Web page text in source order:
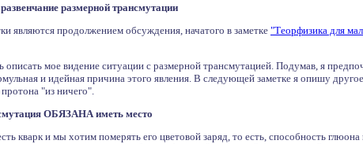
размерной трансмутации
являются продолжением обсуждения, начатого в заметке"Теорфизика для
описать мое видение ситуации с размерной трансмутацией. Подумав, я
и идейная причина этого явления. В следующей заметке я опишу
"из ничего".
ОБЯЗАНА иметь место
кварк и мы хотим померять его цветовой заряд, то есть, способность